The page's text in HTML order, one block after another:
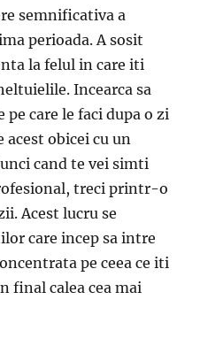
semnificativa a
perioada. A sosit
la felul in care iti
Incearca sa
care le faci dupa o zi
obicei cu un
cand te vei simti
treci printr-o
Acest lucru se
care incep sa intre
pe ceea ce iti
final calea cea mai